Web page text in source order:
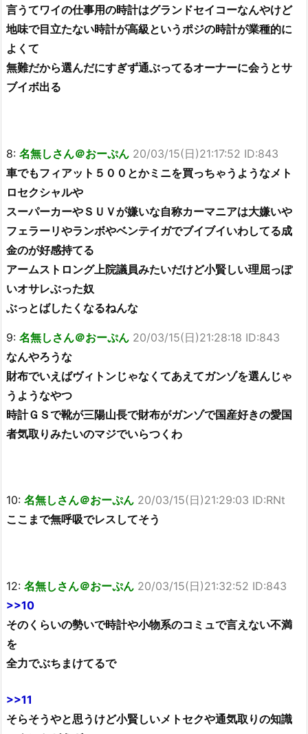
言うてワイの仕事用の時計はグランドセイコーなんやけど
地味で目立たない時計が高級というポジの時計が業種的に
よくて
無難だから選んだにすぎず通ぶってるオーナーに会うとサ
ブイボ出る
8: 名無しさん＠おーぷん 20/03/15(日)21:17:52 ID:843
車でもフィアット５００とかミニを買っちゃうようなメト
ロセクシャルや
スーパーカーやＳＵＶが嫌いな自称カーマニアは大嫌いや
フェラーリやランボやベンテイガでブイブイいわしてる成
金のが好感持てる
アームストロング上院議員みたいだけど小賢しい理屈っぽ
いオサレぶった奴
ぶっとばしたくなるねんな
9: 名無しさん＠おーぷん 20/03/15(日)21:28:18 ID:843
なんやろうな
財布でいえばヴィトンじゃなくてあえてガンゾを選んじゃ
うようなやつ
時計ＧＳで靴が三陽山長で財布がガンゾで国産好きの愛国
者気取りみたいのマジでいらつくわ
10: 名無しさん＠おーぷん 20/03/15(日)21:29:03 ID:RNt
ここまで無呼吸でレスしてそう
12: 名無しさん＠おーぷん 20/03/15(日)21:32:52 ID:843
>>10
そのくらいの勢いで時計や小物系のコミュで言えない不満
を
全力でぶちまけてるで
>>11
そらそうやと思うけど小賢しいメトセクや通気取りの知識